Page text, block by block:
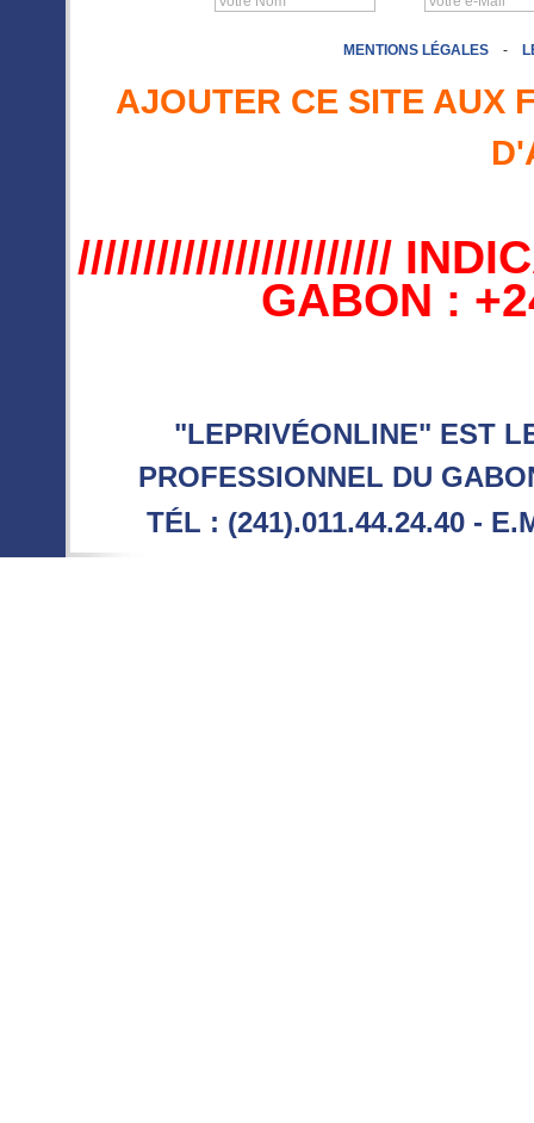
MENTIONS LÉGALES -
AJOUTER CE SITE AUX
////////////////////////
GABON :
"LEPRIVÉONLINE" EST
PROFESSIONNEL DU
TÉL : (241).011.44.24.40 -